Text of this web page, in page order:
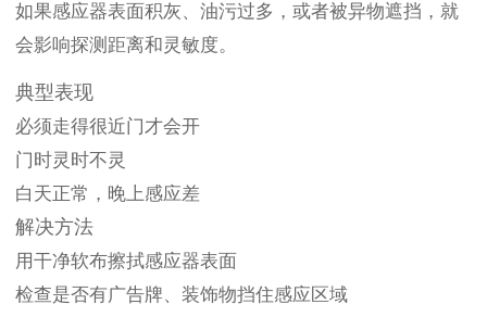
如果感应器表面积灰、油污过多，或者被异物遮挡，就
会影响探测距离和灵敏度。
典型表现
必须走得很近门才会开
门时灵时不灵
白天正常，晚上感应差
解决方法
用干净软布擦拭感应器表面
检查是否有广告牌、装饰物挡住感应区域